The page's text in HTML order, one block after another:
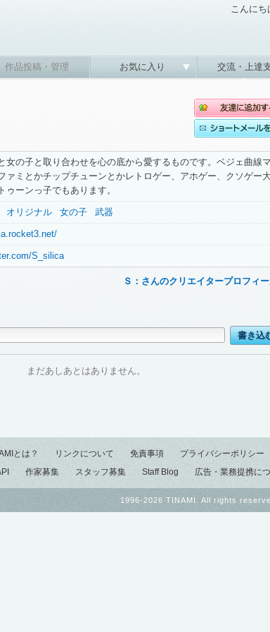
こんにち
作品投稿・管理 お気に入り 交流・上達
女の子と取り合わせを心の底から愛するものです。ベジェ曲線
ァミとかチップチューンとかレトロゲー、アホゲー、クソゲー
ゥーンっ子でもあります。
オリジナル 女の子 武器
S_silica
Ｓ：さんのクリエイタープロフィ
まだあしあとはありません。
とは？ リンクについて 免責事項 プライバシーポリシー
作家募集 スタッフ募集 Staff Blog 広告・業務提携に
1996-2026 TINAMI. All rights